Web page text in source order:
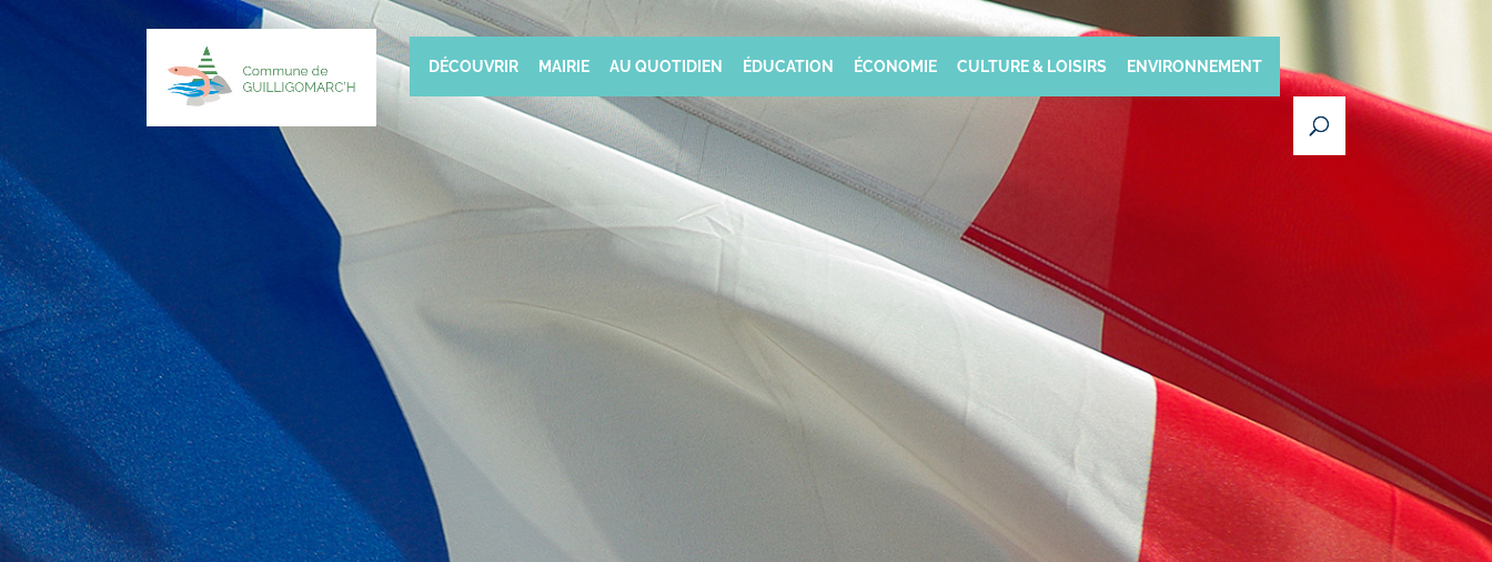
DÉCOUVRIR MAIRIE AU QUOTIDIEN ÉDUCATION ÉCONOMIE CULTURE & LOISIRS ENVIRONNEMENT